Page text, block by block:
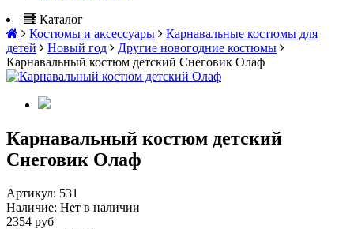
Каталог
Костюмы и аксессуары
Карнавальные костюмы для
детей
Новый год
Другие новогодние костюмы
Карнавальный костюм детский Снеговик Олаф
Карнавальный костюм детский
Снеговик Олаф
Артикул: 531
Наличие: Нет в наличии
2354 руб